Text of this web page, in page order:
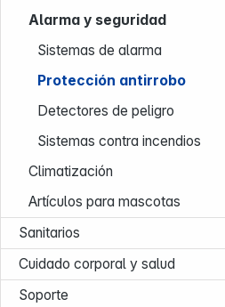
Alarma y seguridad
Sistemas de alarma
Protección antirrobo
Detectores de peligro
Sistemas contra incendios
Climatización
Artículos para mascotas
Sanitarios
Cuidado corporal y salud
Soporte